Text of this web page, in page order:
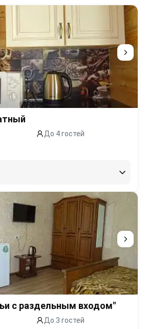
До 4 гостей
с раздельным входом"
До 3 гостей